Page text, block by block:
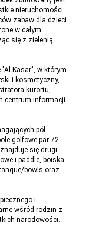
nieruchomości
zabaw dla dzieci
w całym
się z zielenią
Kasar", w którym
i kosmetyczny,
kurortu,
centrum informacji
pól
golfowe par 72
się drugi
i paddle, boiska
bowls oraz
i
wśród rodzin z
narodowości.